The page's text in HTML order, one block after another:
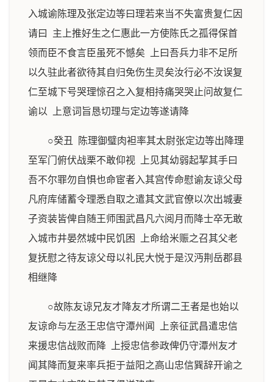
入城谕陈理及张定边等曰理若来当不失富贵复仁因
请曰 主上推好生之仁惠此一方使陈氏之孤得保首
领而臣不食言臣虽死不憾矣 上曰吾兵力非不足所
以久驻此者欲待其自归免伤生灵矣汝行必不汝误复
仁至城下号哭理惊召之入复相持痛哭哭止问故复仁
谕以 上意词旨恳切理与定边等遂请降
○癸丑 陈理御璧肉袒率其太尉张定边等出降理
至军门俯伏战栗不敢仰视 上见其幼弱起挈其手曰
吾不尔罪勿自惧也命宦者入其宫传命慰谕友谅父母
凡府库储蓄令理悉自取之遣其文武官僚以次出城妻
子资装皆俾自随王师围武昌凡六阅月而降士卒无敢
入城市井晏然城中民饥困 上命给米赈之召其父老
复抚慰之待友谅父母以礼民大悦于是汉沔荆岳郡县
相继降
○故陈友谅兄友才降友才所谓二王者是也始以
友谅命与左丞王忠信守潭州闻 上亲征武昌遣忠信
来援忠信战败而降 上授忠信参政俾仍守潭州友才
闻其降而复来率兵拒于益阳之高山忠信巽辞开谕之